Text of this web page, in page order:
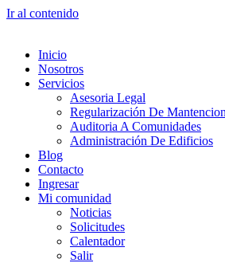
Ir al contenido
Inicio
Nosotros
Servicios
Asesoria Legal
Regularización De
Auditoria A Comunidades
Administración De Edificios
Blog
Contacto
Ingresar
Mi comunidad
Noticias
Solicitudes
Calentador
Salir